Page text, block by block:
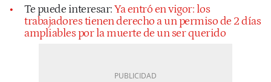
Te puede interesar:Ya entró en vigor: los
trabajadores tienen derecho a un permiso de 2 días
ampliables por la muerte de un ser querido